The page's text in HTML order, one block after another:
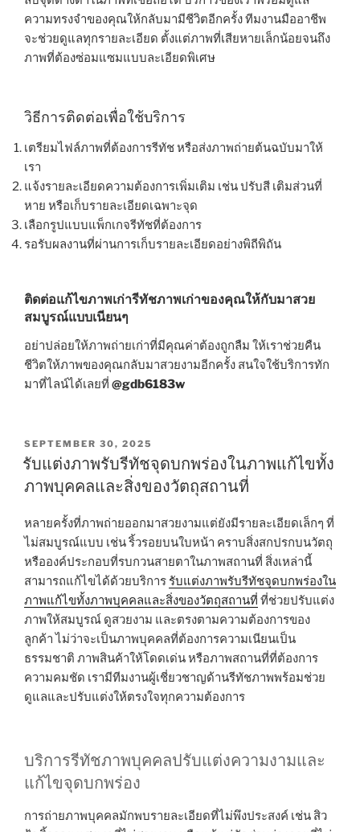
ความทรงจำของคุณให้กลับมามีชีวิตอีกครั้ง ทีมงานมืออาชีพ
จะช่วยดูแลทุกรายละเอียด ตั้งแต่ภาพที่เสียหายเล็กน้อยจนถึง
ภาพที่ต้องซ่อมแซมแบบละเอียดพิเศษ
วิธีการติดต่อเพื่อใช้บริการ
เตรียมไฟล์ภาพที่ต้องการรีทัช หรือส่งภาพถ่ายต้นฉบับมาให้
เรา
แจ้งรายละเอียดความต้องการเพิ่มเติม เช่น ปรับสี เติมส่วนที่
หาย หรือเก็บรายละเอียดเฉพาะจุด
เลือกรูปแบบแพ็กเกจรีทัชที่ต้องการ
รอรับผลงานที่ผ่านการเก็บรายละเอียดอย่างพิถีพิถัน
ติดต่อแก้ไขภาพเก่ารีทัชภาพเก่าของคุณให้กับมาสวย
สมบูรณ์แบบเนียนๆ
อย่าปล่อยให้ภาพถ่ายเก่าที่มีคุณค่าต้องถูกลืม ให้เราช่วยคืน
ชีวิตให้ภาพของคุณกลับมาสวยงามอีกครั้ง สนใจใช้บริการทัก
มาที่ไลน์ได้เลยที่ @gdb6183w
POSTED
ON
SEPTEMBER 30, 2025
รับแต่งภาพรับรีทัชจุดบกพร่องในภาพแก้ไขทั้ง
ภาพบุคคลและสิ่งของวัตถุสถานที่
หลายครั้งที่ภาพถ่ายออกมาสวยงามแต่ยังมีรายละเอียดเล็กๆ ที่
ไม่สมบูรณ์แบบ เช่น ริ้วรอยบนใบหน้า คราบสิ่งสกปรกบนวัตถุ
หรือองค์ประกอบที่รบกวนสายตาในภาพสถานที่ สิ่งเหล่านี้
สามารถแก้ไขได้ด้วยบริการ รับแต่งภาพรับรีทัชจุดบกพร่องใน
ภาพแก้ไขทั้งภาพบุคคลและสิ่งของวัตถุสถานที่ ที่ช่วยปรับแต่ง
ภาพให้สมบูรณ์ ดูสวยงาม และตรงตามความต้องการของ
ลูกค้า ไม่ว่าจะเป็นภาพบุคคลที่ต้องการความเนียนเป็น
ธรรมชาติ ภาพสินค้าให้โดดเด่น หรือภาพสถานที่ที่ต้องการ
ความคมชัด เรามีทีมงานผู้เชี่ยวชาญด้านรีทัชภาพพร้อมช่วย
ดูแลและปรับแต่งให้ตรงใจทุกความต้องการ
บริการรีทัชภาพบุคคลปรับแต่งความงามและ
แก้ไขจุดบกพร่อง
การถ่ายภาพบุคคลมักพบรายละเอียดที่ไม่พึงประสงค์ เช่น สิว